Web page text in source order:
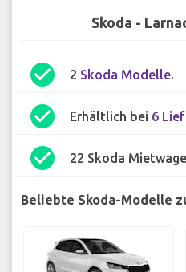
Skoda -
check_circle 2 Skoda Modelle.
check_circle Erhältlich bei 6
check_circle 22 Skoda
Beliebte Skoda-Modelle